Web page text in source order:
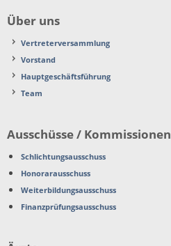
Über uns
Vertreterversammlung
Vorstand
Hauptgeschäftsführung
Team
Ausschüsse / Kommissionen
Schlichtungsausschuss
Honorarausschuss
Weiterbildungsausschuss
Finanzprüfungsausschuss